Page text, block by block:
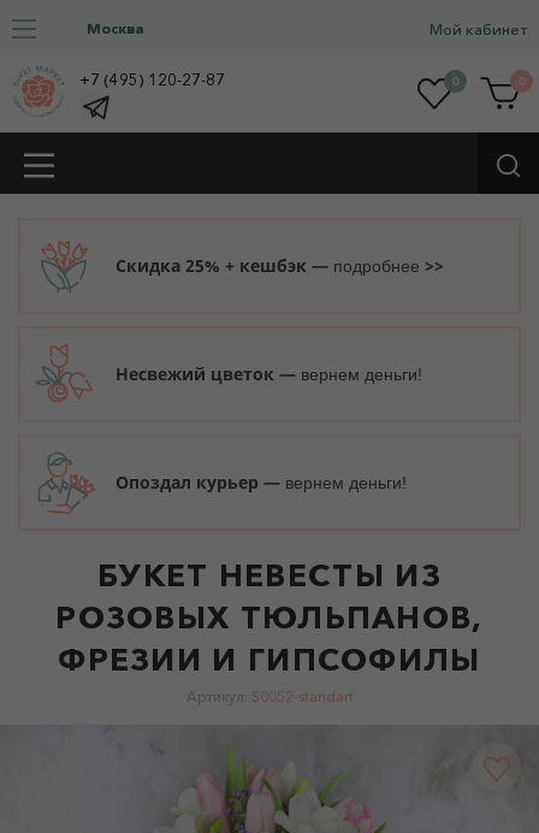
Москва Мой кабинет
+7 (495) 120-27-87 0 0
Скидка 25% + кешбэк — подробнее >>
Несвежий цветок — вернем деньги!
Опоздал курьер — вернем деньги!
БУКЕТ НЕВЕСТЫ ИЗ
РОЗОВЫХ ТЮЛЬПАНОВ,
ФРЕЗИИ И ГИПСОФИЛЫ
Артикул: S0052-standart